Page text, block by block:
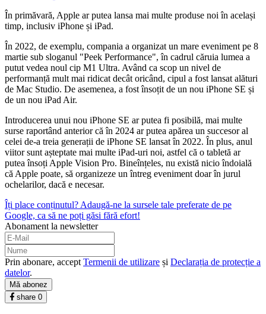
În primăvară, Apple ar putea lansa mai multe produse noi în același
timp, inclusiv iPhone și iPad.
În 2022, de exemplu, compania a organizat un mare eveniment pe 8
martie sub sloganul "Peek Performance", în cadrul căruia lumea a
putut vedea noul cip M1 Ultra. Având ca scop un nivel de
performanță mult mai ridicat decât oricând, cipul a fost lansat alături
de Mac Studio. De asemenea, a fost însoțit de un nou iPhone SE și
de un nou iPad Air.
Introducerea unui nou iPhone SE ar putea fi posibilă, mai multe
surse raportând anterior că în 2024 ar putea apărea un succesor al
celei de-a treia generații de iPhone SE lansat în 2022. În plus, anul
viitor sunt așteptate mai multe iPad-uri noi, astfel că o tabletă ar
putea însoți Apple Vision Pro. Bineînțeles, nu există nicio îndoială
că Apple poate, să organizeze un întreg eveniment doar în jurul
ochelarilor, dacă e necesar.
Îți place conținutul? Adaugă-ne la sursele tale preferate de pe
Google, ca să ne poți găsi fără efort!
Abonament la newsletter
Prin abonare, accept Termenii de utilizare și Declarația de protecție a
datelor.
Mă abonez
share 0